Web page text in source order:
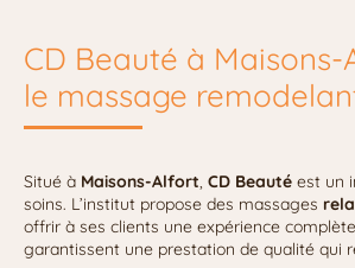
CD Beauté à
le massage
Situé à Maisons-Alfort, CD Beauté est un
soins. L’institut propose des massages
offrir à ses clients une expérience
garantissent une prestation de qualité qui